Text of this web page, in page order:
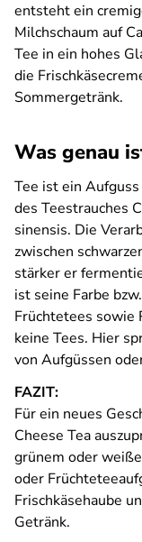
entsteht ein
Milchschaum auf
Tee in ein hohes
die
Sommergetränk.
Was genau
Tee ist ein
des Teestrauches
sinensis. Die
zwischen
stärker er
ist seine Farbe
Früchtetees sowie
keine Tees. Hier
von Aufgüssen
FAZIT:
Für ein neues
Cheese Tea
grünem oder
oder
Frischkäsehaube
Getränk.